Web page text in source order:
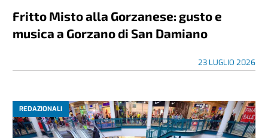
Fritto Misto alla Gorzanese: gusto e
musica a Gorzano di San Damiano
23 LUGLIO 2026
REDAZIONALI